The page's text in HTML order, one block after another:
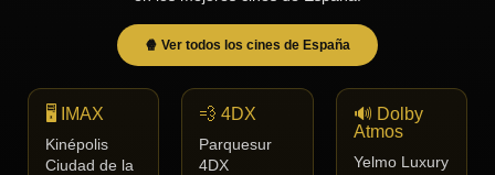
🍿 Ver todos los cines de España
🖥️ IMAX
Kinépolis
Ciudad de la
💨 4DX
Parquesur
4DX
🔊 Dolby
Atmos
Yelmo Luxury